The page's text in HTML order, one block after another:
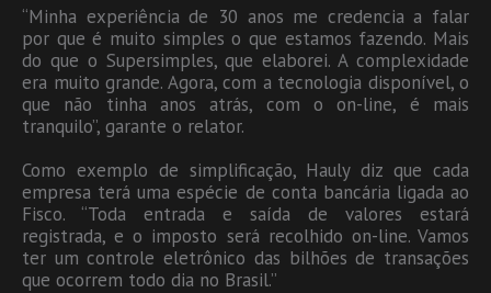
“Minha experiência de 30 anos me credencia a falar
por que é muito simples o que estamos fazendo. Mais
do que o Supersimples, que elaborei. A complexidade
era muito grande. Agora, com a tecnologia disponível, o
que não tinha anos atrás, com o on-line, é mais
tranquilo”, garante o relator.
Como exemplo de simplificação, Hauly diz que cada
empresa terá uma espécie de conta bancária ligada ao
Fisco. “Toda entrada e saída de valores estará
registrada, e o imposto será recolhido on-line. Vamos
ter um controle eletrônico das bilhões de transações
que ocorrem todo dia no Brasil.”